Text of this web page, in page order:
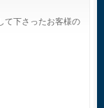
下さったお客様の